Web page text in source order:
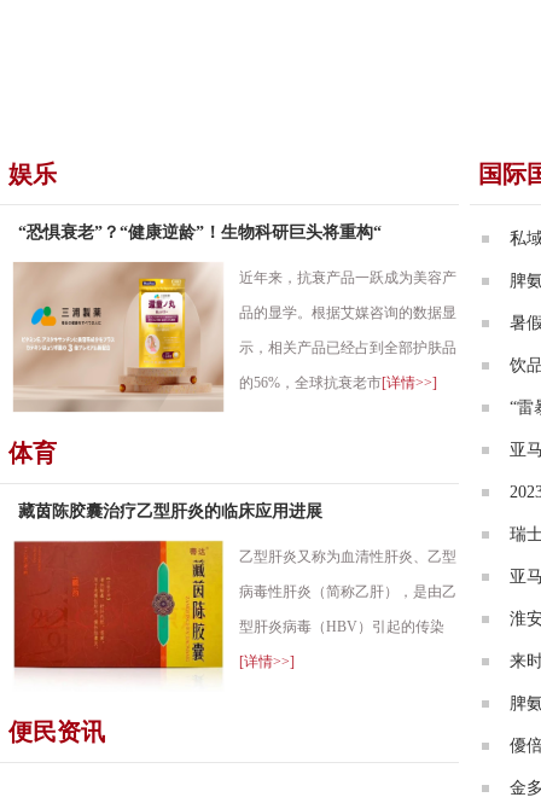
娱乐
“恐惧衰老”？“健康逆龄”！生物科研巨头将重构“
近年来，抗衰产品一跃成为美容产
品的显学。根据艾媒咨询的数据显
示，相关产品已经占到全部护肤品
的56%，全球抗衰老市[详情>>]
体育
藏茵陈胶囊治疗乙型肝炎的临床应用进展
乙型肝炎又称为血清性肝炎、乙型
病毒性肝炎（简称乙肝），是由乙
型肝炎病毒（HBV）引起的传染
[详情>>]
便民资讯
国际
私
脾
暑
饮
“雷
亚
瑞
亚
淮
来
脾
優
金